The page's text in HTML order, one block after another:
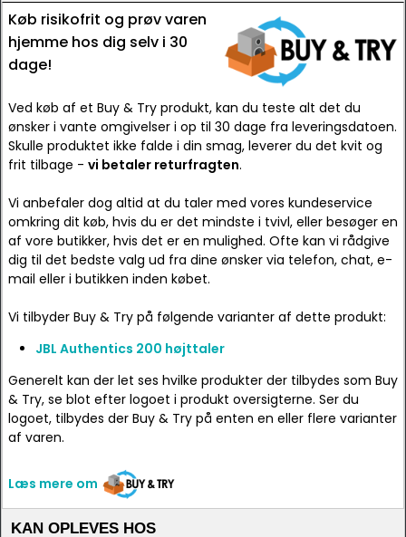
Køb risikofrit og prøv varen
hjemme hos dig selv i 30
dage!
Ved køb af et Buy & Try produkt, kan du teste alt det du
ønsker i vante omgivelser i op til 30 dage fra leveringsdatoen.
Skulle produktet ikke falde i din smag, leverer du det kvit og
frit tilbage - vi betaler returfragten.
Vi anbefaler dog altid at du taler med vores kundeservice
omkring dit køb, hvis du er det mindste i tvivl, eller besøger en
af vore butikker, hvis det er en mulighed. Ofte kan vi rådgive
dig til det bedste valg ud fra dine ønsker via telefon, chat, e-
mail eller i butikken inden købet.
Vi tilbyder Buy & Try på følgende varianter af dette produkt:
JBL Authentics 200 højttaler
Generelt kan der let ses hvilke produkter der tilbydes som Buy
& Try, se blot efter logoet i produkt oversigterne. Ser du
logoet, tilbydes der Buy & Try på enten en eller flere varianter
af varen.
Læs mere om
KAN OPLEVES HOS